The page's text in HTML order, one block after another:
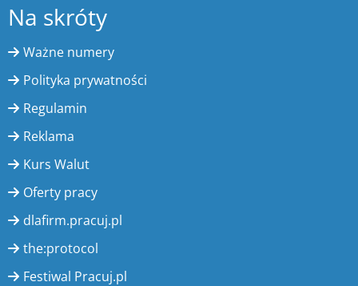
Na skróty
Ważne numery
Polityka prywatności
Regulamin
Reklama
Kurs Walut
Oferty pracy
dlafirm.pracuj.pl
the:protocol
Festiwal Pracuj.pl